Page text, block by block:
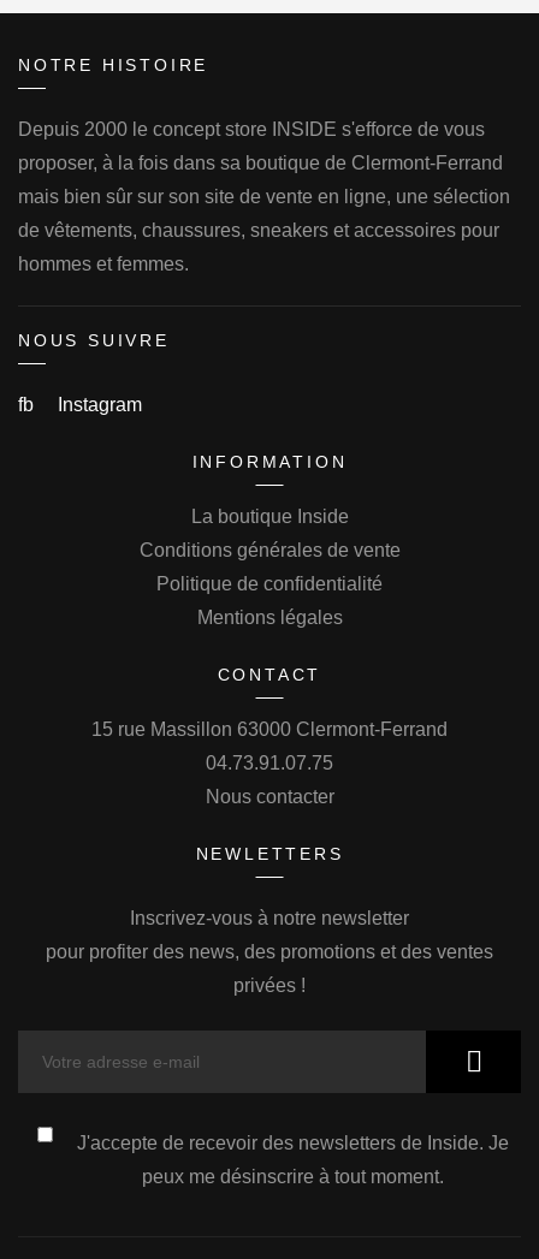
79.00€.39.00€.
NOTRE HISTOIRE
Depuis 2000 le concept store INSIDE s'efforce de vous
proposer, à la fois dans sa boutique de Clermont-Ferrand
mais bien sûr sur son site de vente en ligne, une sélection
de vêtements, chaussures, sneakers et accessoires pour
hommes et femmes.
NOUS SUIVRE
fb Instagram
INFORMATION
La boutique Inside
Conditions générales de vente
Politique de confidentialité
Mentions légales
CONTACT
15 rue Massillon 63000 Clermont-Ferrand
04.73.91.07.75
Nous contacter
NEWLETTERS
Inscrivez-vous à notre newsletter
pour profiter des news, des promotions et des ventes
privées !
J'accepte de recevoir des newsletters de Inside. Je
peux me désinscrire à tout moment.